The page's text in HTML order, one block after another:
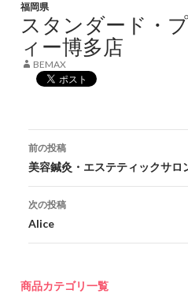
福岡県
スタンダード・
ィー博多店
BEMAX
投稿ナビゲーシ
前の投稿
美容鍼灸・エステティックサ
次の投稿
Alice
商品カテゴリ一覧